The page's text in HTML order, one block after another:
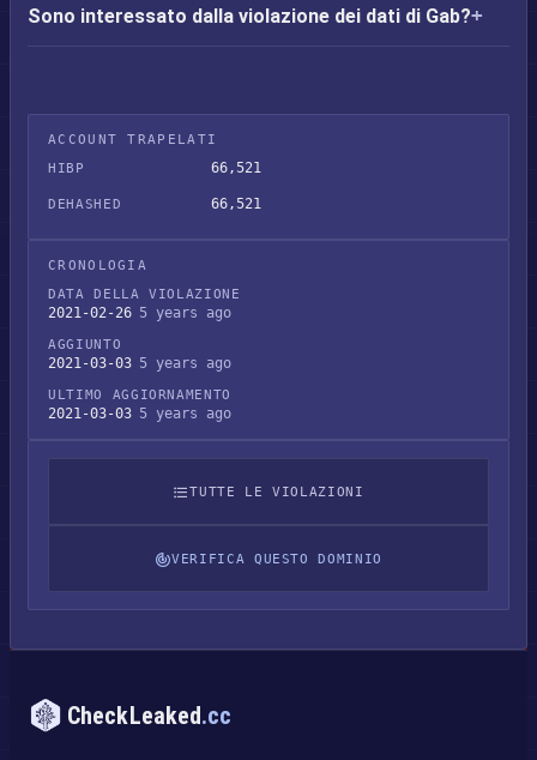
Sono interessato dalla violazione dei dati di Gab?
ACCOUNT TRAPELATI
HIBP
66,521
DEHASHED 66,521
CRONOLOGIA
DATA DELLA VIOLAZIONE
2021-02-26 5 years ago
AGGIUNTO
2021-03-03 5 years ago
ULTIMO AGGIORNAMENTO
2021-03-03 5 years ago
TUTTE LE VIOLAZIONI
VERIFICA QUESTO DOMINIO
CheckLeaked.cc